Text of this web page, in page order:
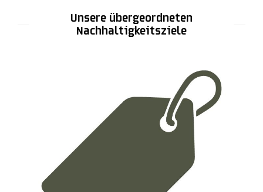
Unsere übergeordneten
Nachhaltigkeitsziele